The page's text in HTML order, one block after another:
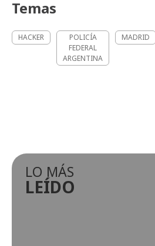
Temas
HACKER
POLICÍA
FEDERAL
ARGENTINA
MADRID
LO MÁS
LEÍDO